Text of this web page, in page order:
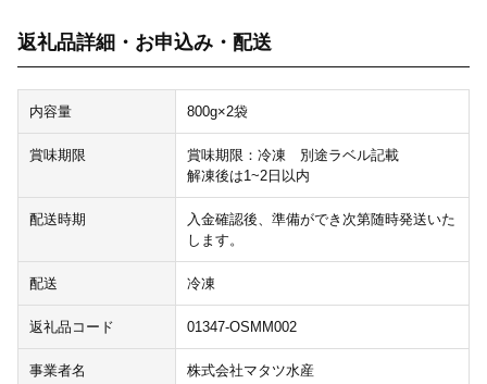
返礼品詳細・お申込み・配送
内容量 800g×2袋
賞味期限
賞味期限：冷凍 別途ラベル記載
解凍後は1~2日以内
配送時期
入金確認後、準備ができ次第随時発送いた
します。
配送 冷凍
返礼品コード 01347-OSMM002
事業者名 株式会社マタツ水産